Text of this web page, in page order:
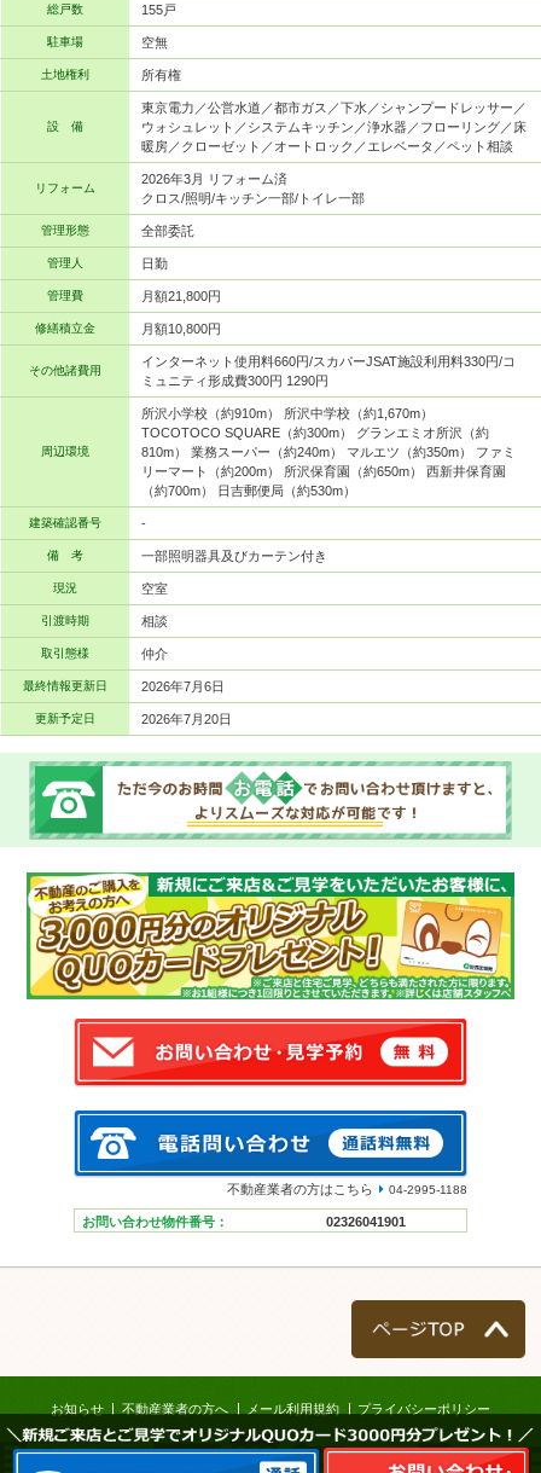
総戸数 155戸
駐車場 空無
土地権利 所有権
設 備
東京電力／公営水道／都市ガス／下水／シャンプードレッサー／
ウォシュレット／システムキッチン／浄水器／フローリング／床
暖房／クローゼット／オートロック／エレベータ／ペット相談
リフォーム
2026年3月 リフォーム済
クロス/照明/キッチン一部/トイレ一部
管理形態 全部委託
管理人 日勤
管理費 月額21,800円
修繕積立金 月額10,800円
その他諸費用
インターネット使用料660円/スカパーJSAT施設利用料330円/コ
ミュニティ形成費300円 1290円
周辺環境
所沢小学校（約910m） 所沢中学校（約1,670m）
TOCOTOCO SQUARE（約300m） グランエミオ所沢（約
810m） 業務スーパー（約240m） マルエツ（約350m） ファミ
リーマート（約200m） 所沢保育園（約650m） 西新井保育園
（約700m） 日吉郵便局（約530m）
建築確認番号 -
備 考 一部照明器具及びカーテン付き
現況 空室
引渡時期 相談
取引態様 仲介
最終情報更新日 2026年7月6日
更新予定日 2026年7月20日
不動産業者の方はこちら 04-2995-1188
お問い合わせ物件番号： 02326041901
＼新規ご来店とご見学でオリジナルQUOカード3000円分プレゼント！／
お知らせ 不動産業者の方へ メール利用規約 プライバシーポリシー